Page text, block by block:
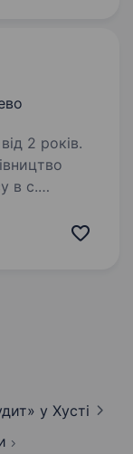
2 років.
в с.
у Хусті